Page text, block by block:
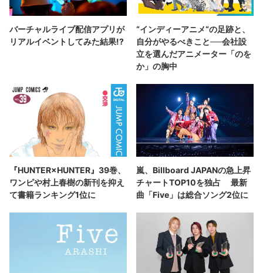
バーチャルライブ配信アプリが
リアルイベントしてみた結果!?
“インディーアニメ“の足跡と、
自分がやるべきこと──会社設
立を選んだアニメーター「のを
か」の胸中
『HUNTER×HUNTER』39巻、
ワンピや村上春樹の新刊を抑え
て書籍ランキング1位に
嵐、Billboard JAPANの急上昇
チャートTOP10を独占 最新
曲「Five」は総合ソング2位に